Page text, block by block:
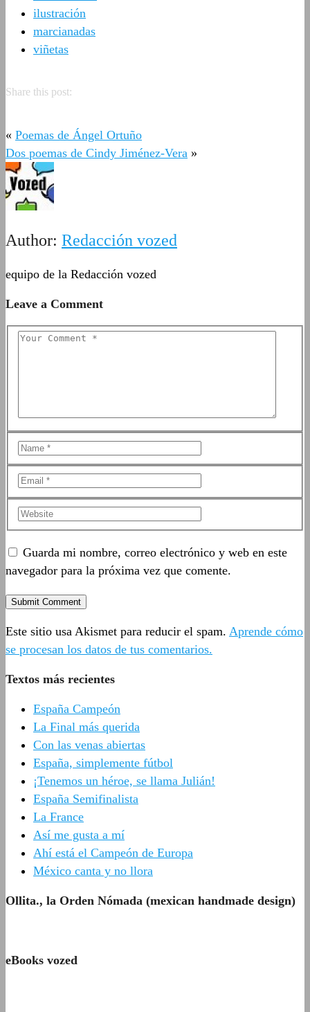
ilustración
marcianadas
viñetas
Share this post:
« Poemas de Ángel Ortuño
Dos poemas de Cindy Jiménez-Vera »
Author: Redacción vozed
equipo de la Redacción vozed
Leave a Comment
Guarda mi nombre, correo electrónico y web en este
navegador para la próxima vez que comente.
Este sitio usa Akismet para reducir el spam. Aprende cómo
se procesan los datos de tus comentarios.
Textos más recientes
España Campeón
La Final más querida
Con las venas abiertas
España, simplemente fútbol
¡Tenemos un héroe, se llama Julián!
España Semifinalista
La France
Así me gusta a mí
Ahí está el Campeón de Europa
México canta y no llora
Ollita., la Orden Nómada (mexican handmade design)
eBooks vozed